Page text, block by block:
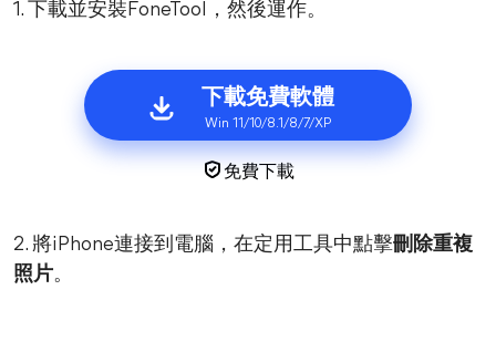
1. 下載並安裝FoneTool，然後運作。
下載免費軟體
Win 11/10/8.1/8/7/XP
免費下載
2. 將iPhone連接到電腦，在定用工具中點擊刪除重複
照片。